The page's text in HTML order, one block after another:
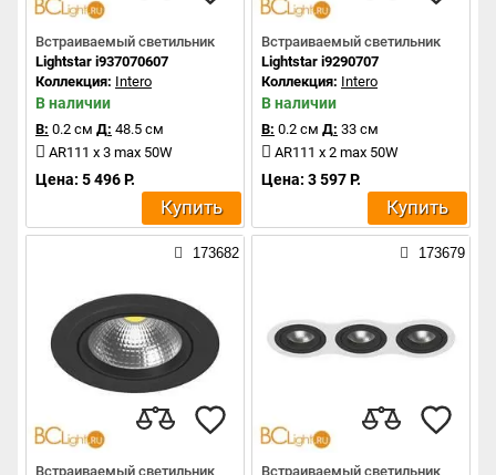
Встраиваемый светильник
Lightstar i937070607
Коллекция: Intero
В наличии
В: 0.2 см Д: 48.5 см
AR111 x 3 max 50W
Цена: 5 496 Р.
Купить
Встраиваемый светильник
Lightstar i9290707
Коллекция: Intero
В наличии
В: 0.2 см Д: 33 см
AR111 x 2 max 50W
Цена: 3 597 Р.
Купить
173682
Встраиваемый светильник
173679
Встраиваемый светильник